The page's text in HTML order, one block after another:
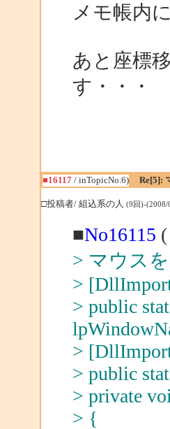
メモ帳内
あと座標
す・・・
■16117/ inTopicNo.6) Re[5]:
□投稿者/ 組込系の人 (9回)-(2008/
■No16115
> マウス
>
> public
>
> public
> private
> {